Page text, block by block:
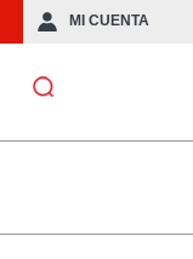
MI CUENTA